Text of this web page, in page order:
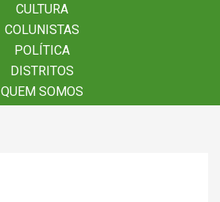
CULTURA
COLUNISTAS
POLÍTICA
DISTRITOS
QUEM SOMOS
CULTURA
COLUNISTAS
POLÍTICA
DISTRITOS
QUEM SOMOS